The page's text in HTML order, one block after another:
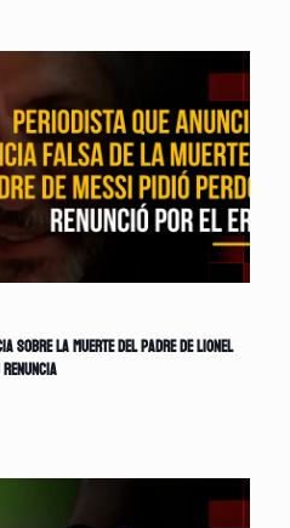
sobre la muerte del padre de Lionel